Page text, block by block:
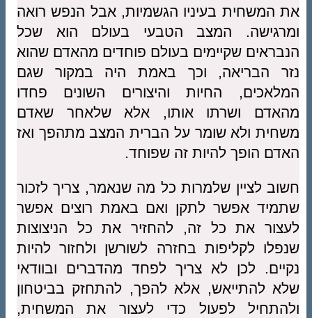
את המשחית בעיניו הגשמיות, אבל הנפש רואה
ומרגישה. המצב הטבעי בעולם הוא שכל
הנבראים שקיימים בעולם פוחדים מהאדם שהוא
נזר הבריאה, וכך באמת היה במקור שגם
המלאכים, החיות והיצורים השונים פחדו
מהאדם ושרתו אותו, אלא שלאחר שאדם
משחית ולא שומר על הברית המצב מתהפך ואז
האדם הופך להיות זה שפוחד.
חשוב לציין שלמרות כל מה שנאמר, צריך לזכור
שתמיד אפשר לתקן ואם באמת רוצים אפשר
לעצור את כל זה, להחזיר את כל הניצוצות
שנפלו לקליפות בחזרה לשורשן ולחזור להיות
נקיים. לכן לא צריך לפחד מהדברים ובוודאי
שלא להתייאש, אלא להפך, להתחזק בביטחון
ולהתחיל לפעול כדי לעצור את המשחית,